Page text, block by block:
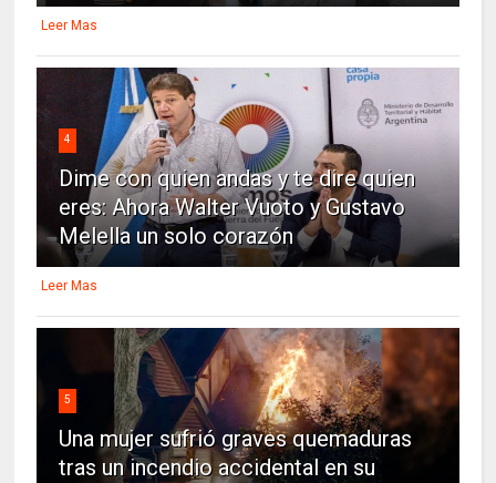
Leer Mas
4
Dime con quien andas y te dire quien
eres: Ahora Walter Vuoto y Gustavo
Melella un solo corazón
Leer Mas
5
Una mujer sufrió graves quemaduras
tras un incendio accidental en su